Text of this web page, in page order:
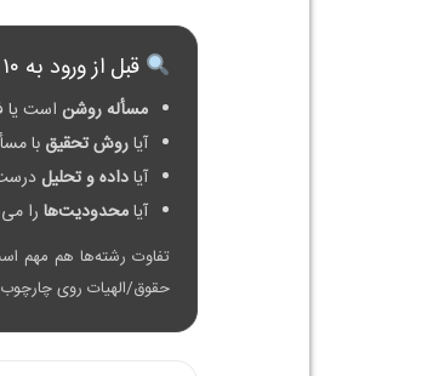
قبل از ورود به ۱۰ سوال: داور دنبال چیست؟
مسأله روشن است یا
آیاروش تحقیق با
آیاداده و تحلیل
آیامحدودیت‌ها را
تفاوت رشته‌ها هم مهم
حقوق/الهیات روی چارچوب